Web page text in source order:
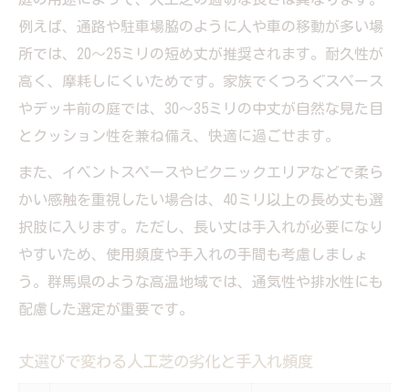
例えば、通路や駐車場脇のように人や車の移動が多い場
所では、20～25ミリの短め丈が推奨されます。耐久性が
高く、摩耗しにくいためです。家族でくつろぐスペース
やデッキ前の庭では、30～35ミリの中丈が自然な見た目
とクッション性を兼ね備え、快適に過ごせます。
また、イベントスペースやピクニックエリアなどで柔ら
かい感触を重視したい場合は、40ミリ以上の長め丈も選
択肢に入ります。ただし、長い丈は手入れが必要になり
やすいため、使用頻度や手入れの手間も考慮しましょ
う。群馬県のような高温地域では、通気性や排水性にも
配慮した選定が重要です。
丈選びで変わる人工芝の劣化と手入れ頻度